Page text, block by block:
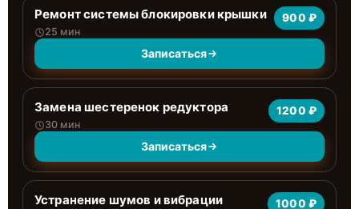
Ремонт системы блокировки крышки
25 мин
900 ₽
Записаться
Замена шестеренок редуктора
30 мин
1200 ₽
Записаться
Устранение шумов и вибрации 1000 ₽